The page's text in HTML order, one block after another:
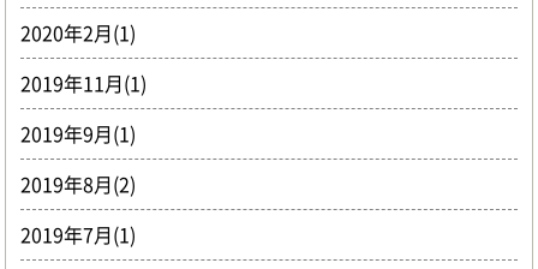
2020年2月(1)
2019年11月(1)
2019年9月(1)
2019年8月(2)
2019年7月(1)